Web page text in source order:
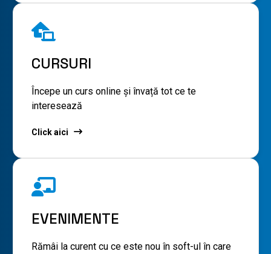
CURSURI
Începe un curs online și învață tot ce te
interesează
Click aici
EVENIMENTE
Rămâi la curent cu ce este nou în soft-ul în care